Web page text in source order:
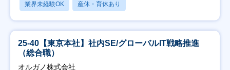
業界未経験OK 産休・育休あり
25-40【東京本社】社内SE/グローバルIT戦略推進
（総合職）
オルガノ株式会社